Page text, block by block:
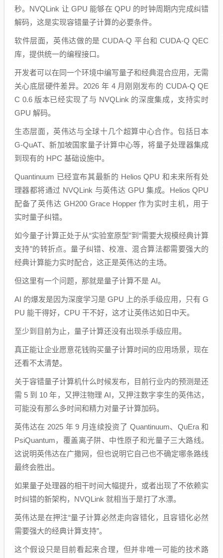
秒。NVQLink 让 GPU 能够在 QPU 的时钟周期内完成纠错
解码，这是实现容错量子计算的必要条件。
软件层面，英伟达做的是 CUDA-Q 平台和 CUDA-Q QEC
库，提供统一的编程接口。
开发者可以在同一个环境中编写量子和经典混合应用，无需
关心底层硬件差异。2026 年 4 月刚刚发布的 CUDA-Q QE
C 0.6 版本已经实现了与 NVQLink 的深度集成，支持实时
GPU 解码。
生态层面，英伟达与全球十几个超算中心合作。包括日本
G-QuAT、新加坡国家量子计算中心等，将量子处理器集成
到现有的 HPC 基础设施中。
Quantinuum 已经宣布其最新的 Helios QPU 和未来所有处
理器都将通过 NVQLink 与英伟达 GPU 集成。Helios QPU
配备了英伟达 GH200 Grace Hopper 作为实时主机，用于
实时量子纠错。
如今量子计算正处于从“实验室原型”到“需要大规模经典计算
支持”的转折点。量子纠错、校准、混合算法都需要强大的
经典计算能力实时配合，这正是英伟达的主场。
但这里有一个问题，那就是量子计算不是 AI。
AI 的爆发是因为深度学习是 GPU 上的杀手级应用，只有 G
PU 能干得好，CPU 干不好，这才让英伟达如日中天。
至少到目前为止，量子计算还没有出现杀手级应用。
真正能让企业愿意花钱购买量子计算时间的应用场景，现在
还看不太清楚。
关于容错量子计算机什么时候发布，目前行业内的预测是还
需 5 到 10 年，又押注物理 AI，又押注数字孪生的英伟达，
可能没有那么多时间和精力对量子计算加码。
英伟达在 2025 年 9 月连续投资了 Quantinuum、QuEra 和
PsiQuantum，覆盖离子阱、中性原子和光量子三大路线。
这说明英伟达在广撒网，但也说明它自己也不确定哪条路线
最终会胜出。
如果量子处理器的相干时间大幅提升，或者出现了不依赖实
时纠错的新架构，NVQLink 就相当于是打了水漂。
英伟达是在押注“量子计算必然走向容错化，且容错化必然
需要强大的经典计算支持”。
这个假设只是目前看起来合理，但并非唯一可能的技术路